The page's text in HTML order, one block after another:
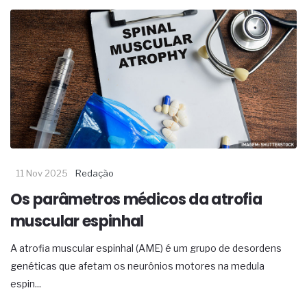
11 Nov 2025 Redação
Os parâmetros médicos da atrofia
muscular espinhal
A atrofia muscular espinhal (AME) é um grupo de desordens
genéticas que afetam os neurônios motores na medula
espin...